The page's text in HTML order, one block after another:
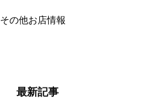
その他お店情報
最新記事